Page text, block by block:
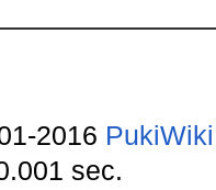
2016
sec.